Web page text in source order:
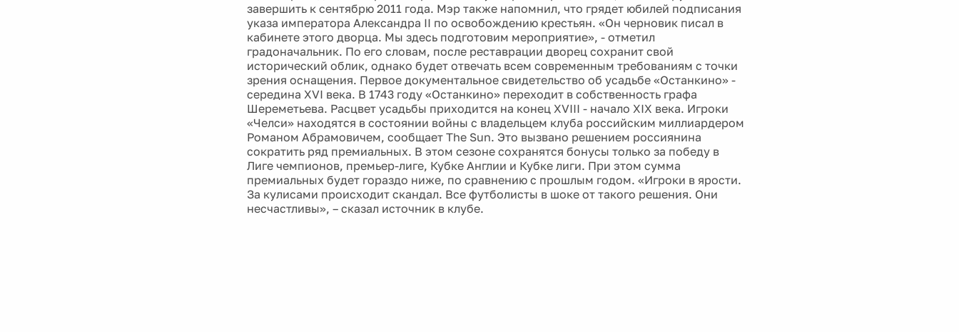
завершить к сентябрю 2011 года. Мэр также напомнил, что грядет юбилей подписания
указа императора Александра II по освобождению крестьян. «Он черновик писал в
кабинете этого дворца. Мы здесь подготовим мероприятие», - отметил
градоначальник. По его словам, после реставрации дворец сохранит свой
исторический облик, однако будет отвечать всем современным требованиям с точки
зрения оснащения. Первое документальное свидетельство об усадьбе «Останкино» -
середина XVI века. В 1743 году «Останкино» переходит в собственность графа
Шереметьева. Расцвет усадьбы приходится на конец XVIII - начало XIX века. Игроки
«Челси» находятся в состоянии войны с владельцем клуба российским миллиардером
Романом Абрамовичем, сообщает The Sun. Это вызвано решением россиянина
сократить ряд премиальных. В этом сезоне сохранятся бонусы только за победу в
Лиге чемпионов, премьер-лиге, Кубке Англии и Кубке лиги. При этом сумма
премиальных будет гораздо ниже, по сравнению с прошлым годом. «Игроки в ярости.
За кулисами происходит скандал. Все футболисты в шоке от такого решения. Они
несчастливы», – сказал источник в клубе.